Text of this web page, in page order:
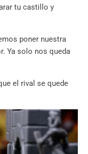
tu castillo y
poner nuestra
Ya solo nos queda
el rival se quede